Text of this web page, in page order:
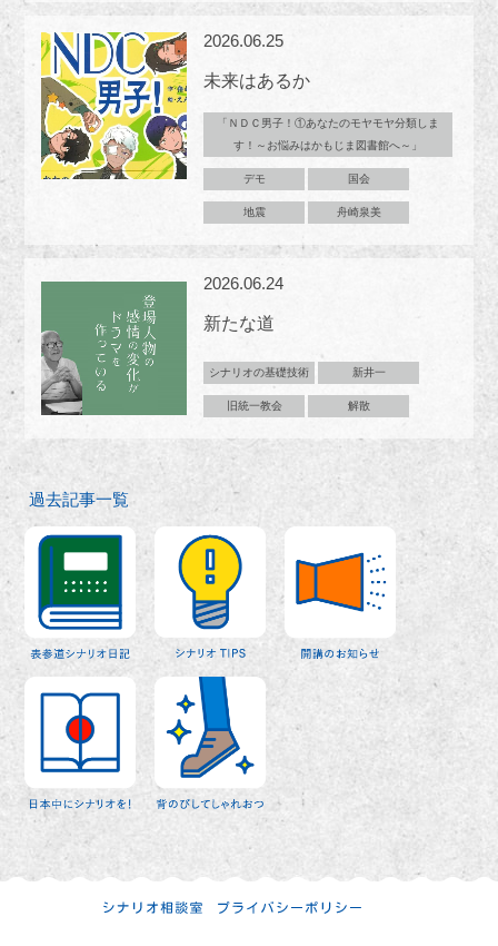
2026.06.25
未来はあるか
「ＮＤＣ男子！①あなたのモヤモヤ分類しま
す！～お悩みはかもじま図書館へ～」
デモ 国会
地震 舟崎泉美
2026.06.24
新たな道
シナリオの基礎技術 新井一
旧統一教会 解散
過去記事一覧